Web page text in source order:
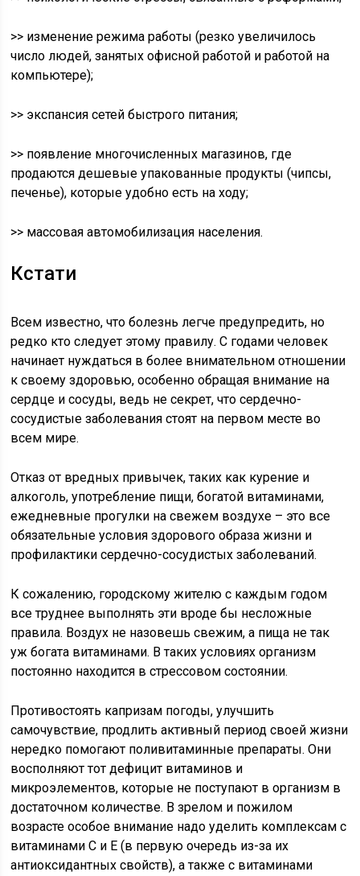
>> изменение режима работы (резко увеличилось
число людей, занятых офисной работой и работой на
компьютере);
>> экспансия сетей быстрого питания;
>> появление многочисленных магазинов, где
продаются дешевые упакованные продукты (чипсы,
печенье), которые удобно есть на ходу;
>> массовая автомобилизация населения.
Кстати
Всем известно, что болезнь легче предупредить, но
редко кто следует этому правилу. С годами человек
начинает нуждаться в более внимательном отношении
к своему здоровью, особенно обращая внимание на
сердце и сосуды, ведь не секрет, что сердечно-
сосудистые заболевания стоят на первом месте во
всем мире.
Отказ от вредных привычек, таких как курение и
алкоголь, употребление пищи, богатой витаминами,
ежедневные прогулки на свежем воздухе – это все
обязательные условия здорового образа жизни и
профилактики сердечно-сосудистых заболеваний.
К сожалению, городскому жителю с каждым годом
все труднее выполнять эти вроде бы несложные
правила. Воздух не назовешь свежим, а пища не так
уж богата витаминами. В таких условиях организм
постоянно находится в стрессовом состоянии.
Противостоять капризам погоды, улучшить
самочувствие, продлить активный период своей жизни
нередко помогают поливитаминные препараты. Они
восполняют тот дефицит витаминов и
микроэлементов, которые не поступают в организм в
достаточном количестве. В зрелом и пожилом
возрасте особое внимание надо уделить комплексам с
витаминами С и Е (в первую очередь из-за их
антиоксидантных свойств), а также с витаминами